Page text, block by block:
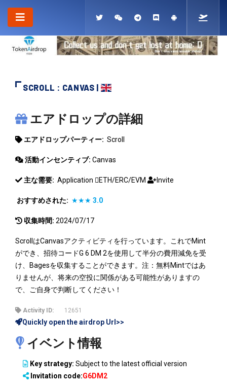
SCROLL : CANVAS |
SCROLL
エアドロップの詳細
エアドロップパーティー: Scroll
活動インセンティブ: Canvas
主な需要: Application ETH/ERC/EVM Invite
おすすめされた: ★★★ 3.0
収集時間: 2024/07/17
ScrollはCanvasアクティビティを行っています。これでMint
ができ、招待コードG 6 DM 2を使用して半分の費用減免を受
け、Bagesを収集することができます。注：無料Mintではあ
りませんが、将来の空投に関係がある可能性がありますの
で、ご自身で判断してください！
Activity ID: 12651
Quickly open the airdrop Url>>
イベント情報
Key strategy: Subject to the latest official version
Invitation code:G6DM2